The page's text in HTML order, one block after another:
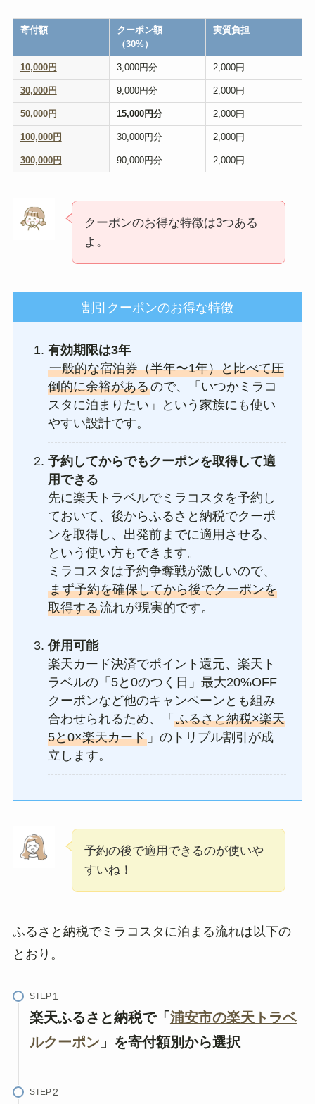
寄付額
クーポン額
（30%）
実質負担
10,000円 3,000円分 2,000円
30,000円 9,000円分 2,000円
50,000円 15,000円分 2,000円
100,000円 30,000円分 2,000円
300,000円 90,000円分 2,000円
クーポンのお得な特徴は3つある
よ。
割引クーポンのお得な特徴
有効期限は3年
一般的な宿泊券（半年〜1年）と比べて圧
倒的に余裕があるので、「いつかミラコ
スタに泊まりたい」という家族にも使い
やすい設計です。
予約してからでもクーポンを取得して適
用できる
先に楽天トラベルでミラコスタを予約し
ておいて、後からふるさと納税でクーポ
ンを取得し、出発前までに適用させる、
という使い方もできます。
ミラコスタは予約争奪戦が激しいので、
まず予約を確保してから後でクーポンを
取得する流れが現実的です。
併用可能
楽天カード決済でポイント還元、楽天ト
ラベルの「5と0のつく日」最大20%OFF
クーポンなど他のキャンペーンとも組み
合わせられるため、「ふるさと納税×楽天
5と0×楽天カード 」のトリプル割引が成
立します。
予約の後で適用できるのが使いや
すいね！
ふるさと納税でミラコスタに泊まる流れは以下の
とおり。
STEP
楽天ふるさと納税で「 浦安市の楽天トラベ
ルクーポン 」を寄付額別から選択
STEP